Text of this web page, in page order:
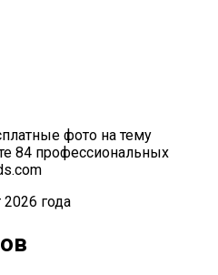
фото на тему
84 профессиональных
года